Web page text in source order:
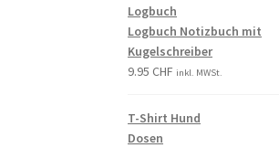
Logbuch
Logbuch Notizbuch mit
Kugelschreiber
9.95CHF inkl. MWSt.
T-Shirt Hund
Dosen